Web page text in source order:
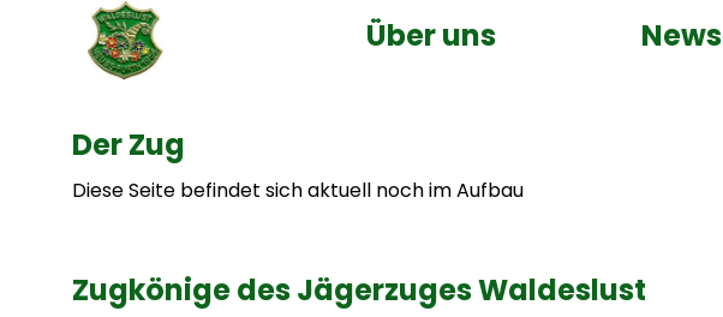
Über uns News
Der Zug
Diese Seite befindet sich aktuell noch im Aufbau
Zugkönige des Jägerzuges Waldeslust